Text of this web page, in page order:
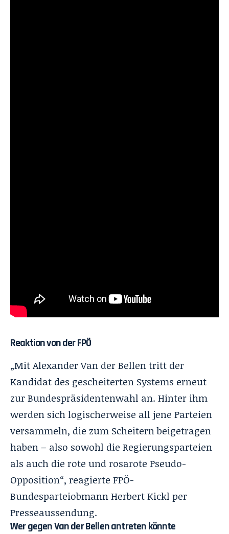
Reaktion von der FPÖ
„Mit Alexander Van der Bellen tritt der
Kandidat des gescheiterten Systems erneut
zur Bundespräsidentenwahl an. Hinter ihm
werden sich logischerweise all jene Parteien
versammeln, die zum Scheitern beigetragen
haben – also sowohl die Regierungsparteien
als auch die rote und rosarote Pseudo-
Opposition“, reagierte FPÖ-
Bundesparteiobmann Herbert Kickl per
Presseaussendung.
Wer gegen Van der Bellen antreten könnte